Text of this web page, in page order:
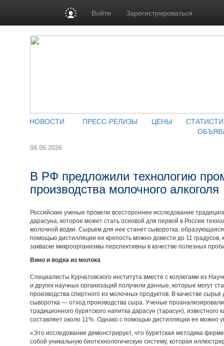
Войти Зарегистрироваться
НОВОСТИ ПРЕСС-РЕЛИЗЫ ЦЕНЫ
08.06.2026
В РФ предложили технологию
производства молочного алкоголя
Российские ученые провели всестороннее исследование
дарасуна, которое может стать основой для первой в России
молочной водки. Сырьем для нее станет сыворотка,
помощью дистилляции ее крепость можно довести до 11 градусов,
закваске микроорганизмы перспективны в качестве полезных
Вино и водка из молока
Специалисты Курчатовского института вместе с коллегами из
и других научных организаций получили данные, которые могут
производства спиртного из молочных продуктов. В качестве
сыворотка — отход производства сыра. Ученые
традиционного бурятского напитка дарасун (тарасун), известного
составляет около 11%. Однако с помощью дистилляции ее можно
«Это исследование демонстрирует, что бурятская методика
собой уникальную биотехнологическую систему, которая